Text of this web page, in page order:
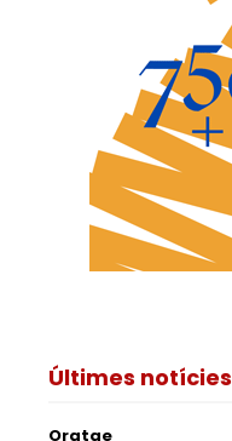
Últimes notícies
Oratge